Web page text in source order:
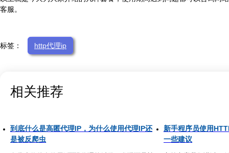
客服。
标签： http代理ip
相关推荐
到底什么是高匿代理IP，为什么使用代理IP还
是被反爬虫
新手程序员使用
一些建议